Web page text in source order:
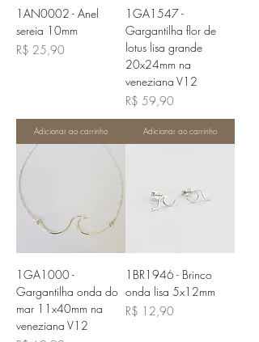
1AN0002 - Anel
sereia 10mm
Preço
R$ 25,90
Adicionar ao carrinho
1GA1547 -
Gargantilha flor de
lotus lisa grande
20x24mm na
veneziana V12
Preço
R$ 59,90
Adicionar ao carrinho
1GA1000 -
Gargantilha onda do
mar 11x40mm na
veneziana V12
1BR1946 - Brinco
onda lisa 5x12mm
Preço
R$ 12,90